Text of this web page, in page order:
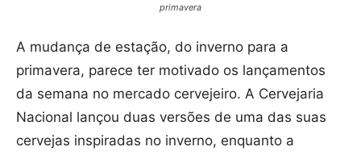
primavera
A mudança de estação, do inverno para a
primavera, parece ter motivado os lançamentos
da semana no mercado cervejeiro. A Cervejaria
Nacional lançou duas versões de uma das suas
cervejas inspiradas no inverno, enquanto a